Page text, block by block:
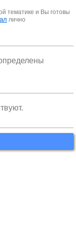
тематике и Вы готовы
лично